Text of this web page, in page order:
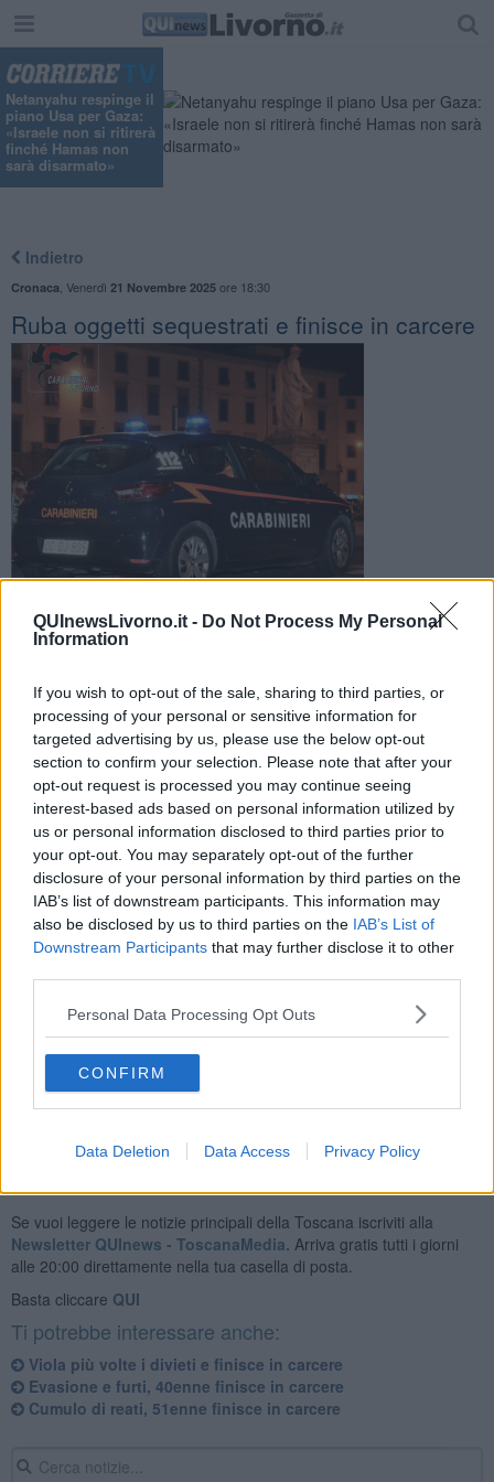
QUInewsLivorno.it - Do Not Process My Personal
Information
If you wish to opt-out of the sale, sharing to third parties, or
processing of your personal or sensitive information for
targeted advertising by us, please use the below opt-out
section to confirm your selection. Please note that after your
opt-out request is processed you may continue seeing
interest-based ads based on personal information utilized by
us or personal information disclosed to third parties prior to
your opt-out. You may separately opt-out of the further
disclosure of your personal information by third parties on the
IAB’s list of downstream participants. This information may
also be disclosed by us to third parties on the IAB’s List of
Downstream Participants that may further disclose it to other
Personal Data Processing Opt Outs
CONFIRM
Data Deletion Data Access Privacy Policy
Netanyahu respinge il
piano Usa per Gaza:
«Israele non si ritirerà
finché Hamas non
sarà disarmato»
Indietro
Cronaca Venerdì 21 Novembre 2025ore 18:30
Ruba oggetti sequestrati e finisce in carcere
Un 50enne è stato arrestato e condotto in carcere per
scontare una pena di un anno e cinque mesi
LIVORNO —I carabinieri della Stazione di Livorno Centro hanno
rintracciato e arrestato un 50enne che doveva espiare una pena
detentiva definitiva di 1 anno e 5 mesi comminatagli dall’Ufficio
Esecuzioni Penali della Corte d’Appello di Firenze.
Secondo i giudici, l’uomo è responsabile disottrazione di cose
sottoposte a sequestro per fatti risalenti al 2019 e commessi a
Collesalvettiper cui è stato condannato ad una pena detentiva da
espiare in carcere.
L’uomo è stato rintracciato dai carabinieri che, dopo le formalità di
rito, lo hanno condotto presso la casa circondariale di Livorno.
Se vuoi leggere le notizie principali della Toscana iscriviti alla
Newsletter QUInews - ToscanaMedia. Arriva gratis tutti i giorni
alle 20:00 direttamente nella tua casella di posta.
Basta cliccare QUI
Ti potrebbe interessare anche:
Viola più volte i divieti e finisce in carcere
Evasione e furti, 40enne finisce in carcere
Cumulo di reati, 51enne finisce in carcere